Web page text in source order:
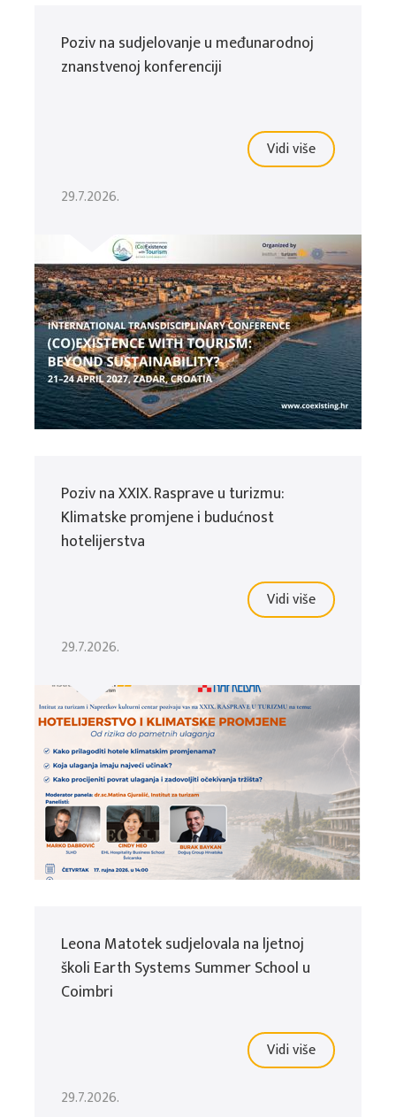
Poziv na sudjelovanje u međunarodnoj
znanstvenoj konferenciji
Vidi više
29.7.2026.
Poziv na XXIX. Rasprave u turizmu:
Klimatske promjene i budućnost
hotelijerstva
Vidi više
29.7.2026.
Leona Matotek sudjelovala na ljetnoj
školi Earth Systems Summer School u
Coimbri
Vidi više
29.7.2026.